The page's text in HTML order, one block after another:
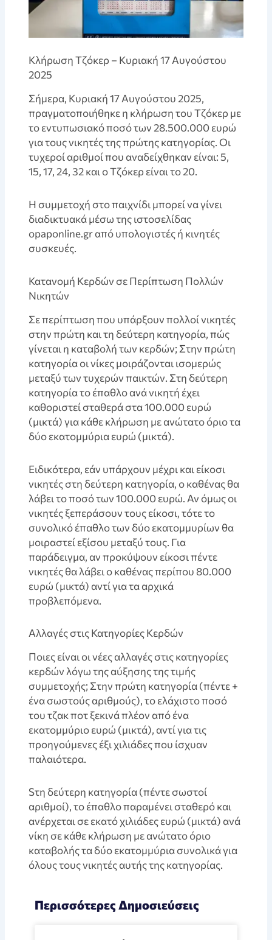
Κλήρωση Τζόκερ – Κυριακή 17 Αυγούστου
2025
Σήμερα, Κυριακή 17 Αυγούστου 2025,
πραγματοποιήθηκε η κλήρωση του Τζόκερ με
το εντυπωσιακό ποσό των 28.500.000 ευρώ
για τους νικητές της πρώτης κατηγορίας. Οι
τυχεροί αριθμοί που αναδείχθηκαν είναι: 5,
15, 17, 24, 32 και ο Τζόκερ είναι το 20.
Η συμμετοχή στο παιχνίδι μπορεί να γίνει
διαδικτυακά μέσω της ιστοσελίδας
opaponline.gr από υπολογιστές ή κινητές
συσκευές.
Κατανομή Κερδών σε Περίπτωση Πολλών
Νικητών
Σε περίπτωση που υπάρξουν πολλοί νικητές
στην πρώτη και τη δεύτερη κατηγορία, πώς
γίνεται η καταβολή των κερδών; Στην πρώτη
κατηγορία οι νίκες μοιράζονται ισομερώς
μεταξύ των τυχερών παικτών. Στη δεύτερη
κατηγορία το έπαθλο ανά νικητή έχει
καθοριστεί σταθερά στα 100.000 ευρώ
(μικτά) για κάθε κλήρωση με ανώτατο όριο τα
δύο εκατομμύρια ευρώ (μικτά).
Ειδικότερα, εάν υπάρχουν μέχρι και είκοσι
νικητές στη δεύτερη κατηγορία, ο καθένας θα
λάβει το ποσό των 100.000 ευρώ. Αν όμως οι
νικητές ξεπεράσουν τους είκοσι, τότε το
συνολικό έπαθλο των δύο εκατομμυρίων θα
μοιραστεί εξίσου μεταξύ τους. Για
παράδειγμα, αν προκύψουν είκοσι πέντε
νικητές θα λάβει ο καθένας περίπου 80.000
ευρώ (μικτά) αντί για τα αρχικά
προβλεπόμενα.
Αλλαγές στις Κατηγορίες Κερδών
Ποιες είναι οι νέες αλλαγές στις κατηγορίες
κερδών λόγω της αύξησης της τιμής
συμμετοχής; Στην πρώτη κατηγορία (πέντε +
ένα σωστούς αριθμούς), το ελάχιστο ποσό
του τζακ ποτ ξεκινά πλέον από ένα
εκατομμύριο ευρώ (μικτά), αντί για τις
προηγούμενες έξι χιλιάδες που ίσχυαν
παλαιότερα.
Sτη δεύτερη κατηγορία (πέντε σωστοί
αριθμοί), το έπαθλο παραμένει σταθερό και
ανέρχεται σε εκατό χιλιάδες ευρώ (μικτά) ανά
νίκη σε κάθε κλήρωση με ανώτατο όριο
καταβολής τα δύο εκατομμύρια συνολικά για
όλους τους νικητές αυτής της κατηγορίας.
Περισσότερες Δημοσιεύσεις